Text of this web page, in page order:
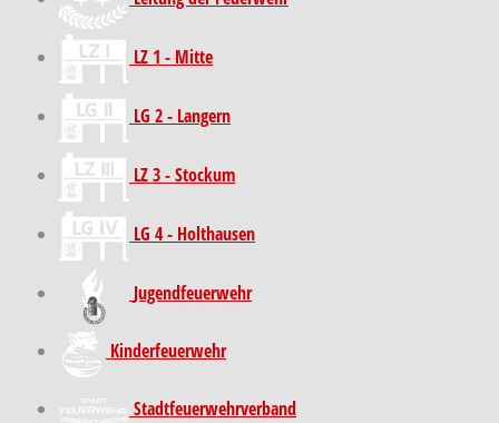
LZ 1 - Mitte
LG 2 - Langern
LZ 3 - Stockum
LG 4 - Holthausen
Jugendfeuerwehr
Kinder­feuer­wehr
Stadt­feuer­wehr­verband